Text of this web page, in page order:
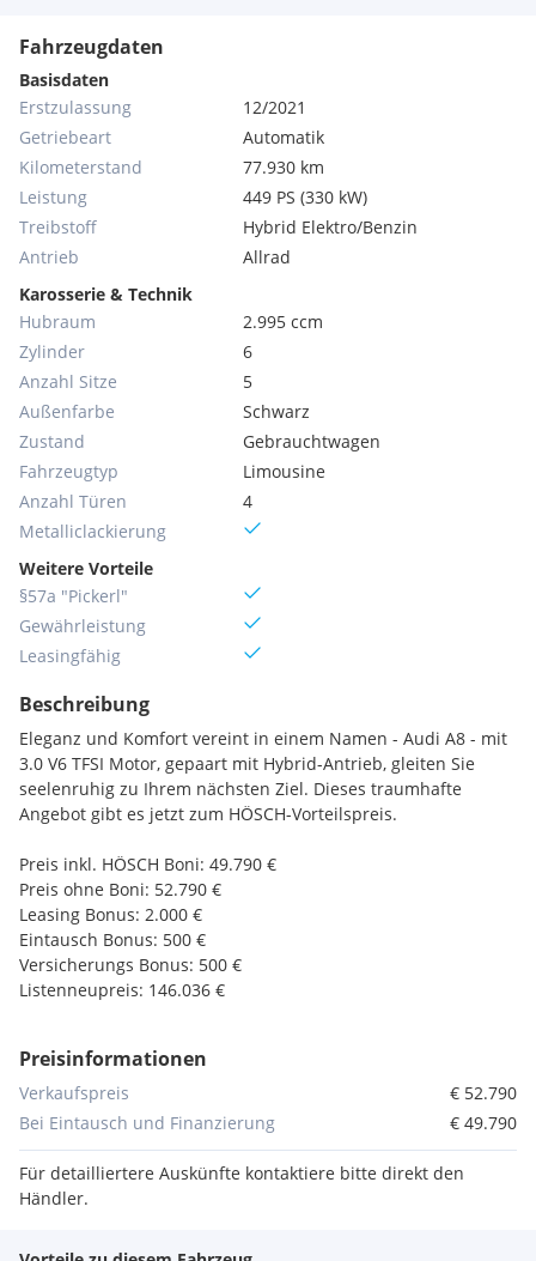
Fahrzeugdaten
Basisdaten
Erstzulassung
12/2021
Getriebeart
Automatik
Kilometerstand
77.930 km
Leistung
449 PS (330 kW)
Treibstoff
Hybrid Elektro/Benzin
Antrieb
Allrad
Karosserie & Technik
Hubraum
2.995 ccm
Zylinder
6
Anzahl Sitze
5
Außenfarbe
Schwarz
Zustand
Gebrauchtwagen
Fahrzeugtyp
Limousine
Anzahl Türen
4
Metallic­lackierung
Weitere Vorteile
§57a "Pickerl"
Gewährleistung
Leasingfähig
Beschreibung
Eleganz und Komfort vereint in einem Namen - Audi A8 - mit
3.0 V6 TFSI Motor, gepaart mit Hybrid-Antrieb, gleiten Sie
seelenruhig zu Ihrem nächsten Ziel. Dieses traumhafte
Angebot gibt es jetzt zum HÖSCH-Vorteilspreis.
Preis inkl. HÖSCH Boni: 49.790 €
Preis ohne Boni: 52.790 €
Leasing Bonus: 2.000 €
Eintausch Bonus: 500 €
Versicherungs Bonus: 500 €
Listenneupreis: 146.036 €
Website entdecken unter
_____________________________________________________________________
______
Ausstattung:
Preisinformationen
Verkaufspreis
€ 52.790
Bei Eintausch und Finanzierung
€ 49.790
Für detailliertere Auskünfte kontaktiere bitte direkt den
Händler.